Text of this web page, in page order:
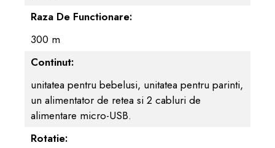
Raza De Functionare:
300 m
Continut:
unitatea pentru bebelusi, unitatea pentru parinti,
un alimentator de retea si 2 cabluri de
alimentare micro-USB.
Rotatie: